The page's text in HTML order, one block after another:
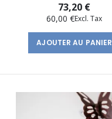
73,20 €
60,00 €
AJOUTER AU PANIER